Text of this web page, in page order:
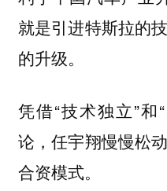
就是引进特斯拉的
的升级。
凭借“技术独立”和
论，任宇翔慢慢松
合资模式。